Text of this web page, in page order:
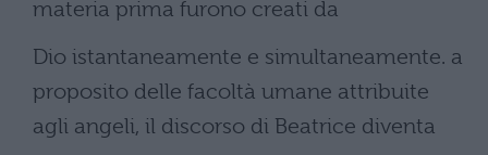
materia prima furono creati da
Dio istantaneamente e simultaneamente. a
proposito delle facoltà umane attribuite
agli angeli, il discorso di Beatrice diventa